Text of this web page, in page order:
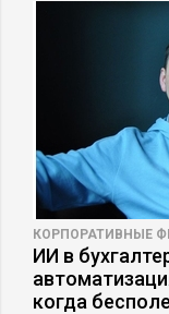
КОРПОРАТИВНЫЕ
ИИ в
когда